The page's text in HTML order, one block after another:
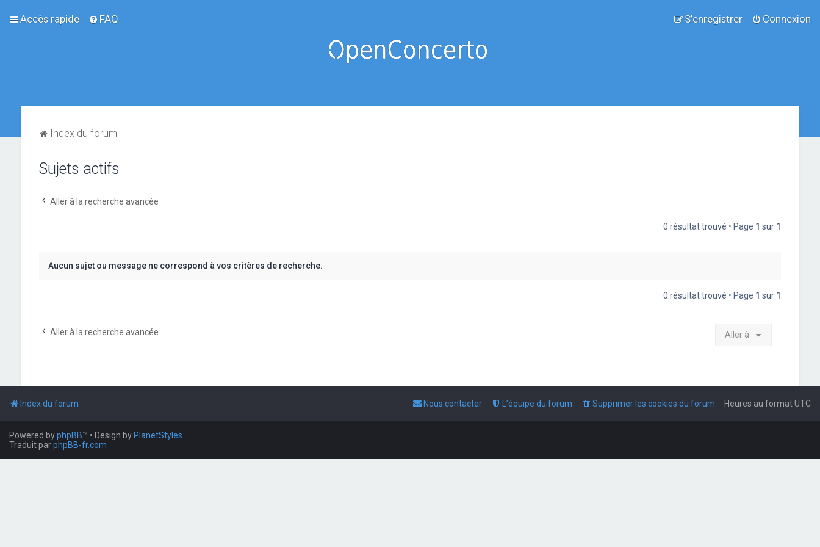
Accès rapide FAQ Connexion
S’enregistrer
Index du forum
Sujets actifs
Aller à la recherche avancée
0 résultat trouvé • Page 1 sur 1
Aucun sujet ou message ne correspond à vos critères de recherche.
0 résultat trouvé • Page 1 sur 1
Aller à la recherche avancée Aller à
Index du forum Heures au formatUTC
Supprimer les cookies du forum
L’équipe du forum
Nous contacter
Powered byphpBB™ • Design by PlanetStyles
Traduit parphpBB-fr.com